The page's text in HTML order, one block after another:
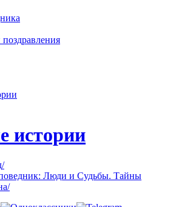
истории
/
Люди и Судьбы. Тайны
/